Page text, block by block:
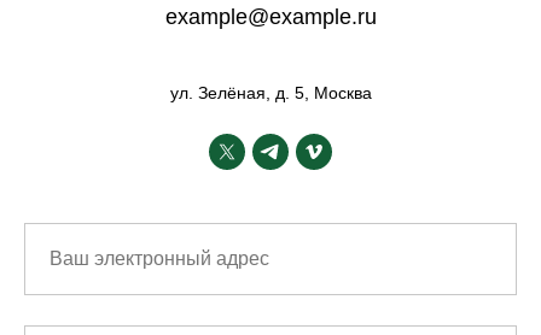
example@example.ru
ул. Зелёная, д. 5, Москва